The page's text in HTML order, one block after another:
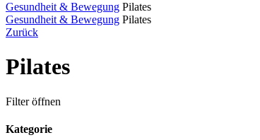
Gesundheit & Bewegung Pilates
Gesundheit & Bewegung Pilates
Zurück
Pilates
Filter öffnen
Kategorie